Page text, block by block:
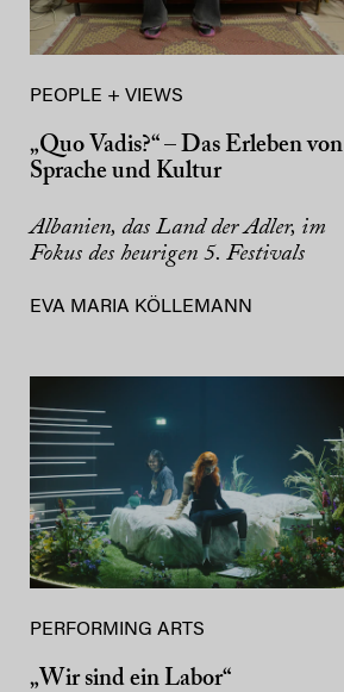
PEOPLE + VIEWS
„Quo Vadis?“ – Das Erleben von
Sprache und Kultur
Albanien, das Land der Adler, im
Fokus des heurigen 5. Festivals
EVA MARIA KÖLLEMANN
PERFORMING ARTS
„Wir sind ein Labor“